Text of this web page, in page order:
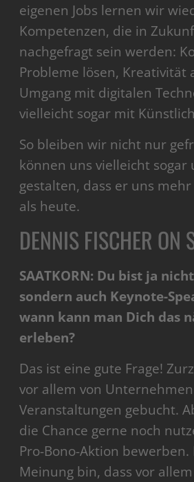
eigenen Jobs lernen wir
Kompetenzen, die in
nachgefragt sein werden:
Probleme lösen, Kreativität
Umgang mit digitalen
vielleicht sogar mit
So bleiben wir nicht nur
können uns vielleicht sogar
gestalten, dass er uns
als heute.
DENNIS FISCHER ON
SAATKORN: Du bist ja
sondern auch Keynote-
wann kann man Dich das
erleben?
Das ist eine gute Frage!
vor allem von
Veranstaltungen gebucht.
die Chance gerne noch
Pro-Bono-Aktion
Meinung bin, dass vor